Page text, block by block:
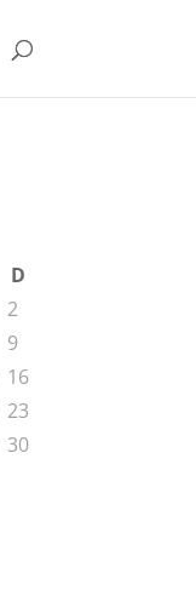
D
2
9
16
23
30